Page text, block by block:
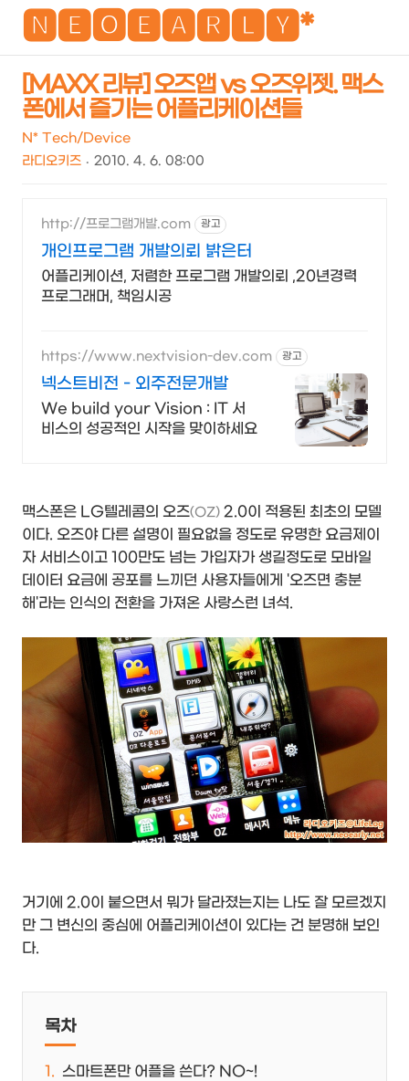
🅽🅴🅾🅴🅰🆁🅻🆈*
[MAXX 리뷰] 오즈앱 vs 오즈위젯. 맥스
폰에서 즐기는 어플리케이션들
N* Tech/Device
라디오키즈
2010. 4. 6. 08:00
http://프로그램개발.com 광고
개인프로그램 개발의뢰 밝은터
어플리케이션, 저렴한 프로그램 개발의뢰 ,20년경력
프로그래머, 책임시공
https://www.nextvision-dev.com 광고
넥스트비전 - 외주전문개발
We build your Vision : IT 서
비스의 성공적인 시작을 맞이하세요
맥스폰은 LG텔레콤의 오즈(OZ) 2.0이 적용된 최초의 모델
이다. 오즈야 다른 설명이 필요없을 정도로 유명한 요금제이
자 서비스이고 100만도 넘는 가입자가 생길정도로 모바일
데이터 요금에 공포를 느끼던 사용자들에게 '오즈면 충분
해'라는 인식의 전환을 가져온 사랑스런 녀석.
거기에 2.0이 붙으면서 뭐가 달라졌는지는 나도 잘 모르겠지
만 그 변신의 중심에 어플리케이션이 있다는 건 분명해 보인
다.
목차
스마트폰만 어플을 쓴다? NO~!